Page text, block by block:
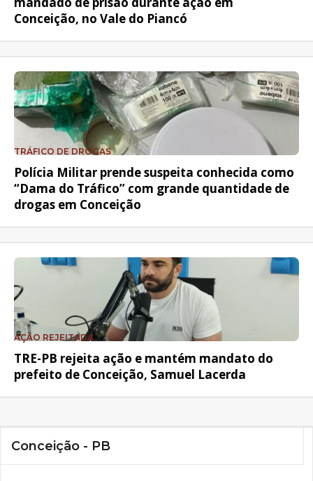
Conceição, no Vale do Piancó
TRÁFICO DE DROGAS
Polícia Militar prende suspeita conhecida como
“Dama do Tráfico” com grande quantidade de
drogas em Conceição
AÇÃO REJEITADA
TRE-PB rejeita ação e mantém mandato do
prefeito de Conceição, Samuel Lacerda
Conceição - PB